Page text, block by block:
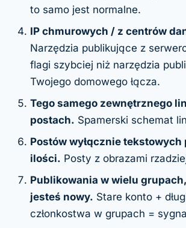
to samo jest normalne.
IP chmurowych / z centrów
Narzędzia publikujące z
flagi szybciej niż narzędzia
Twojego domowego łącza.
Tego samego zewnętrznego
postach. Spamerski schemat
Postów wyłącznie tekstowych
ilości. Posty z obrazami
Publikowania w wielu
jesteś nowy. Stare konto +
członkostwa w grupach =